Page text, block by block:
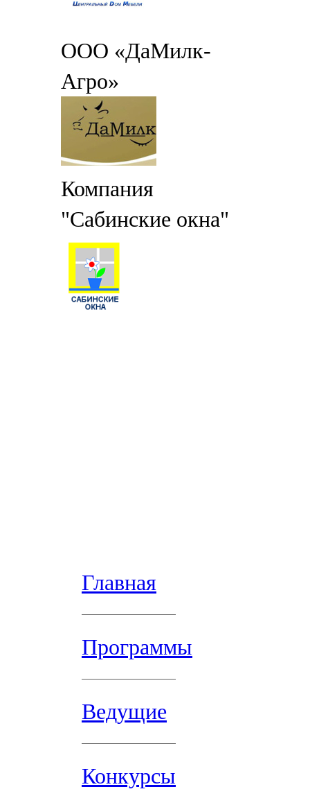
ООО «ДаМилк-
Агро»
Компания
"Сабинские окна"
Главная
Программы
Ведущие
Конкурсы